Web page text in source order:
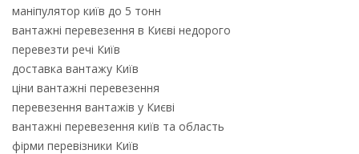
маніпулятор київ до 5 тонн
вантажні перевезення в Києві недорого
перевезти речі Київ
доставка вантажу Київ
ціни вантажні перевезення
перевезення вантажів у Києві
вантажні перевезення київ та область
фірми перевізники Київ